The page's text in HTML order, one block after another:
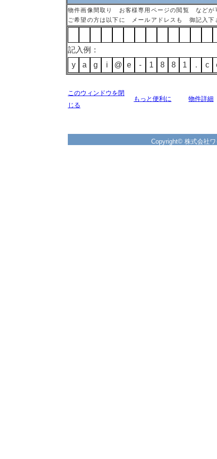
物件画像間取り お客様専用ページの閲覧 などが
ご希望の方は以下に メールアドレスも 御記入下
記入例：
y
a g i @ e - 1 8 8 1 . c
このウィンドウを閉
じる
もっと便利に 物件詳細
Copyright© 株式会社